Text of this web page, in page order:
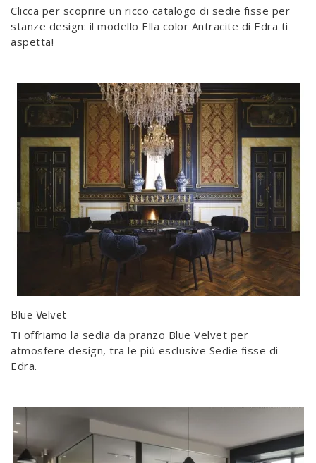
Clicca per scoprire un ricco catalogo di sedie fisse per
stanze design: il modello Ella color Antracite di Edra ti
aspetta!
Blue Velvet
Ti offriamo la sedia da pranzo Blue Velvet per
atmosfere design, tra le più esclusive Sedie fisse di
Edra.